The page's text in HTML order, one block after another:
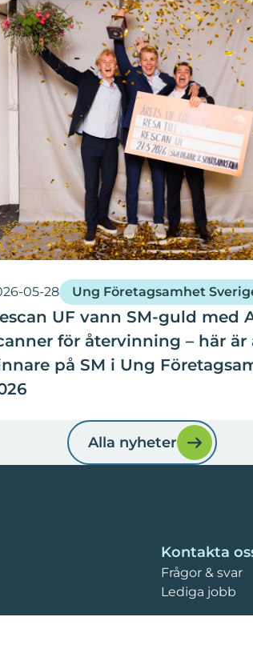
05-28 Ung Företagsamhet
UF vann SM-guld med
för återvinning – här är
på SM i Ung
Alla nyheter
Kontakta
Frågor & svar
Lediga jobb